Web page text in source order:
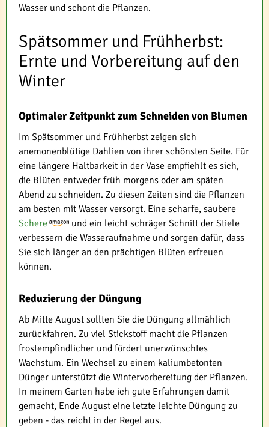
Wasser und schont die Pflanzen.
Spätsommer und Frühherbst:
Ernte und Vorbereitung auf den
Winter
Optimaler Zeitpunkt zum Schneiden von Blumen
Im Spätsommer und Frühherbst zeigen sich
anemonenblütige Dahlien von ihrer schönsten Seite. Für
eine längere Haltbarkeit in der Vase empfiehlt es sich,
die Blüten entweder früh morgens oder am späten
Abend zu schneiden. Zu diesen Zeiten sind die Pflanzen
am besten mit Wasser versorgt. Eine scharfe, saubere
Schere
und ein leicht schräger Schnitt der Stiele
verbessern die Wasseraufnahme und sorgen dafür, dass
Sie sich länger an den prächtigen Blüten erfreuen
können.
Reduzierung der Düngung
Ab Mitte August sollten Sie die Düngung allmählich
zurückfahren. Zu viel Stickstoff macht die Pflanzen
frostempfindlicher und fördert unerwünschtes
Wachstum. Ein Wechsel zu einem kaliumbetonten
Dünger unterstützt die Wintervorbereitung der Pflanzen.
In meinem Garten habe ich gute Erfahrungen damit
gemacht, Ende August eine letzte leichte Düngung zu
geben - das reicht in der Regel aus.